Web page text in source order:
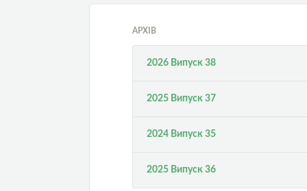
АРХІВ
2026 Випуск 38
2025 Випуск 37
2024 Випуск 35
2025 Випуск 36